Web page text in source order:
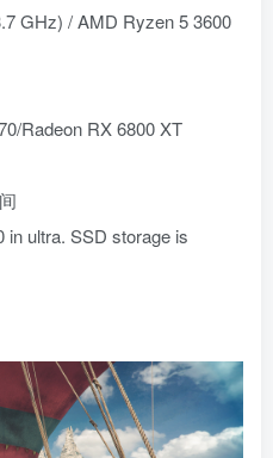
GHz) / AMD Ryzen 5 3600
Radeon RX 6800 XT
in ultra. SSD storage is